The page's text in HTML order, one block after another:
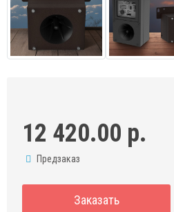
12 420.00 р.
Предзаказ
Заказать